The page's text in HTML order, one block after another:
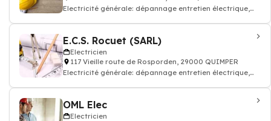
Electricité générale: dépannage entretien électrique,
E.C.S. Rocuet (SARL)
Electricien
117 Vieille route de Rosporden, 29000 QUIMPER
Electricité générale: dépannage entretien électrique,
OML Elec
Electricien